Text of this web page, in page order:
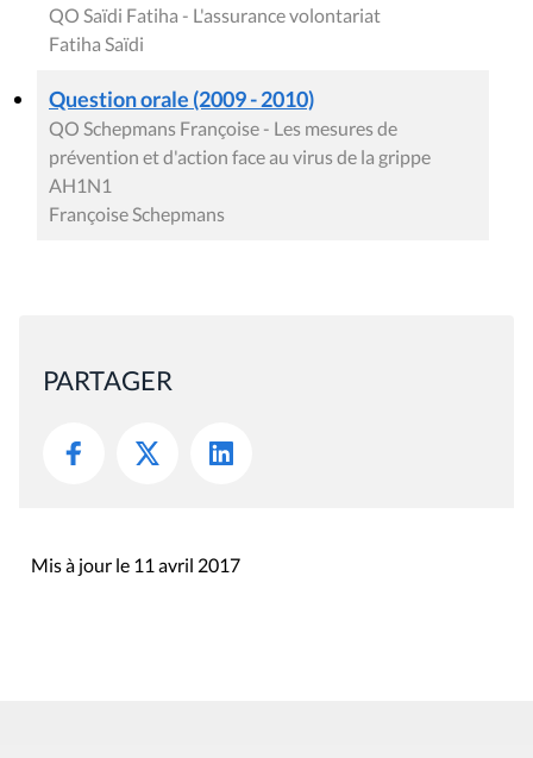
QO Saïdi Fatiha - L'assurance volontariat
Fatiha Saïdi
Question orale (2009 - 2010)
QO Schepmans Françoise - Les mesures de
prévention et d'action face au virus de la grippe
AH1N1
Françoise Schepmans
PARTAGER
Mis à jour le 11 avril 2017